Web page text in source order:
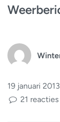
19 januari
21 reacties